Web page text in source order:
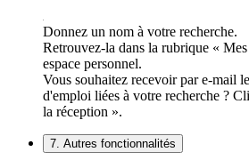
Donnez un nom à votre recherche.
Retrouvez-la dans la rubrique «
espace personnel.
Vous souhaitez recevoir par e-mail
d'emploi liées à votre recherche ?
la réception ».
7. Autres fonctionnalités